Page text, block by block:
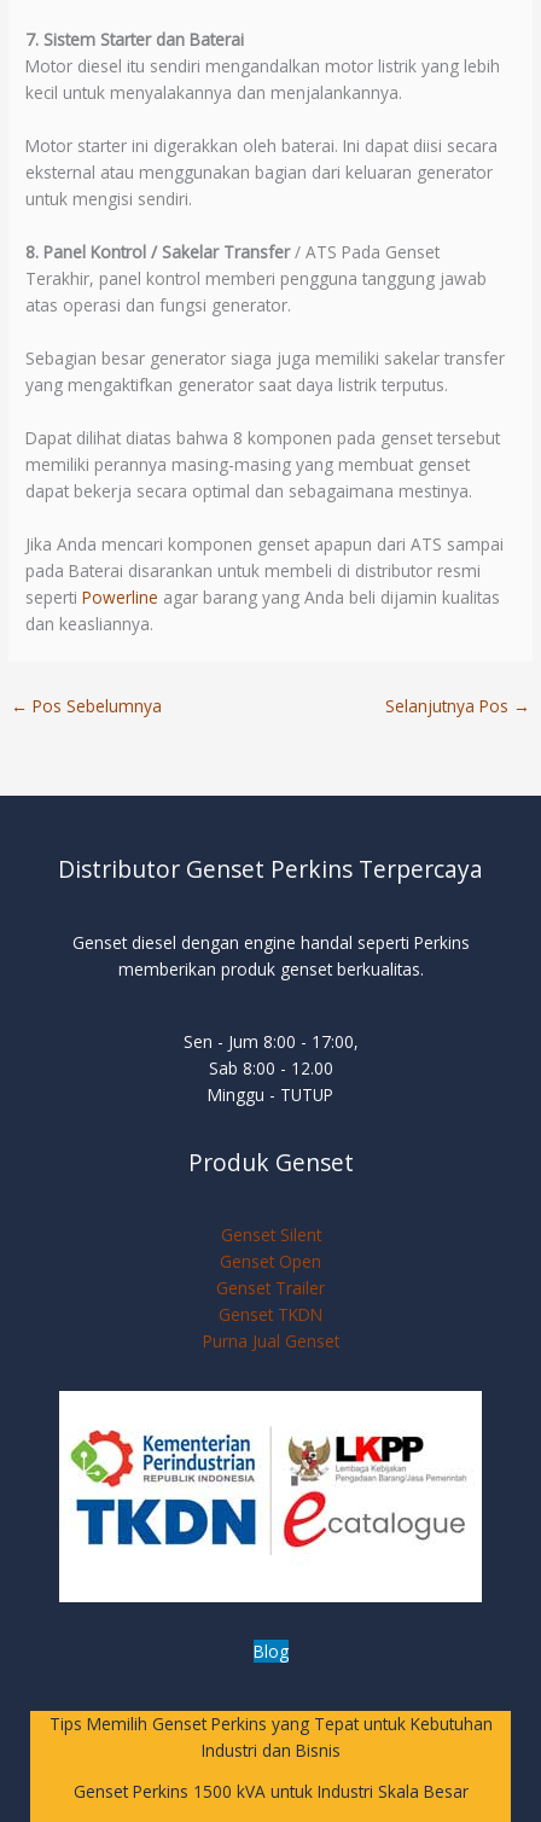
7. Sistem Starter dan Baterai
Motor diesel itu sendiri mengandalkan motor listrik yang lebih
kecil untuk menyalakannya dan menjalankannya.
Motor starter ini digerakkan oleh baterai. Ini dapat diisi secara
eksternal atau menggunakan bagian dari keluaran generator
untuk mengisi sendiri.
8. Panel Kontrol / Sakelar Transfer/ ATS Pada Genset
Terakhir, panel kontrol memberi pengguna tanggung jawab
atas operasi dan fungsi generator.
Sebagian besar generator siaga juga memiliki sakelar transfer
yang mengaktifkan generator saat daya listrik terputus.
Dapat dilihat diatas bahwa 8 komponen pada genset tersebut
memiliki perannya masing-masing yang membuat genset
dapat bekerja secara optimal dan sebagaimana mestinya.
Jika Anda mencari komponen genset apapun dari ATS sampai
pada Baterai disarankan untuk membeli di distributor resmi
sepertiPowerline agar barang yang Anda beli dijamin kualitas
dan keasliannya.
← Pos Sebelumnya Selanjutnya Pos →
Distributor Genset Perkins Terpercaya
Genset diesel dengan engine handal seperti Perkins
memberikan produk genset berkualitas.
Sen - Jum 8:00 - 17:00,
Sab 8:00 - 12.00
Minggu - TUTUP
Produk Genset
Genset Silent
Genset Open
Genset Trailer
Genset TKDN
Purna Jual Genset
Blog
Tips Memilih Genset Perkins yang Tepat untuk Kebutuhan
Industri dan Bisnis
Genset Perkins 1500 kVA untuk Industri Skala Besar